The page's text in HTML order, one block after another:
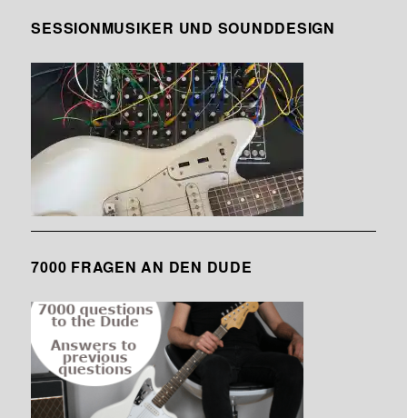
SESSIONMUSIKER UND SOUNDDESIGN
7000 FRAGEN AN DEN DUDE